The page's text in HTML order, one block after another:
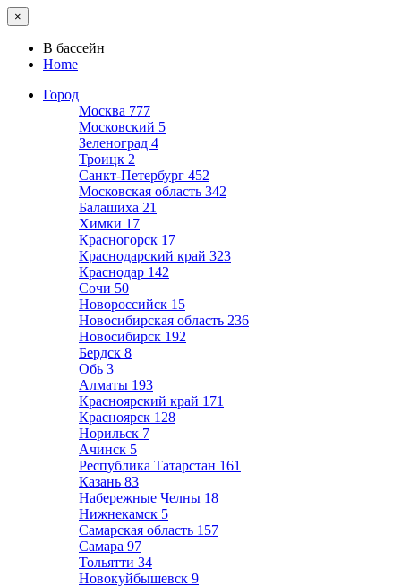
×
В бассейн
Home
Город
Москва 777
Московский 5
Зеленоград 4
Троицк 2
Санкт-Петербург 452
Московская область 342
Балашиха 21
Химки 17
Красногорск 17
Краснодарский край 323
Краснодар 142
Сочи 50
Новороссийск 15
Новосибирская область 236
Новосибирск 192
Бердск 8
Обь 3
Алматы 193
Красноярский край 171
Красноярск 128
Норильск 7
Ачинск 5
Республика Татарстан 161
Казань 83
Набережные Челны 18
Нижнекамск 5
Самарская область 157
Самара 97
Тольятти 34
Новокуйбышевск 9